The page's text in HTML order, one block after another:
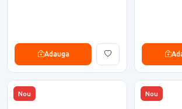
Adauga
Nou Nou